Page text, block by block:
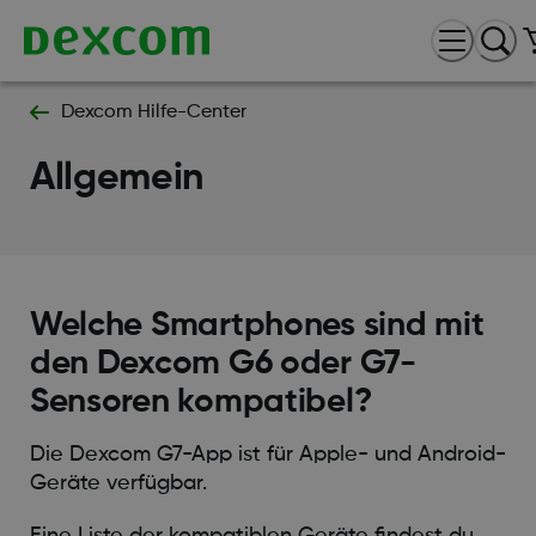
Dexcom Hilfe-Center
Allgemein
Welche Smartphones sind mit
den Dexcom G6 oder G7-
Sensoren kompatibel?
Die Dexcom G7-App ist für Apple- und Android-
Geräte verfügbar.